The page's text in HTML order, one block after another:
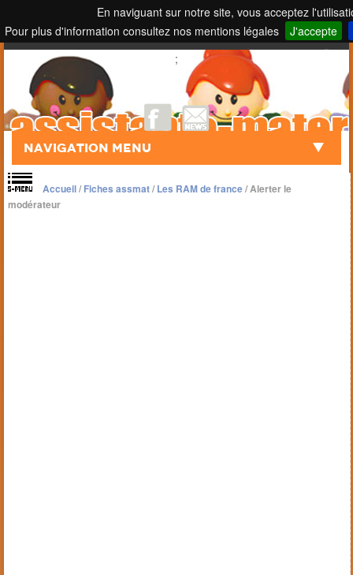
En naviguant sur notre site, vous acceptez
Pour plus d'information consultez nos mentions légales
J'accepte
Touch to Search
;
Navigation Menu
Accueil/Fiches assmat/Les RAM de france/Alerter le
modérateur